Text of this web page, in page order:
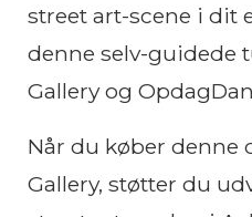
street art-scene i dit
denne selv-guidede
Gallery og
Når du køber denne
Gallery, støtter du